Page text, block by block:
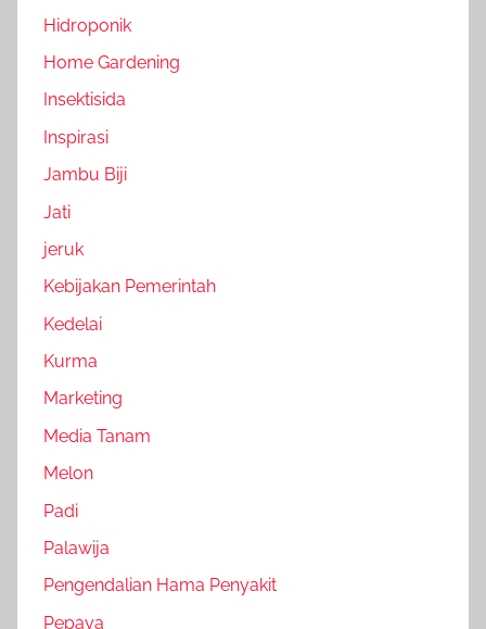
Hidroponik
Home Gardening
Insektisida
Inspirasi
Jambu Biji
Jati
jeruk
Kebijakan Pemerintah
Kedelai
Kurma
Marketing
Media Tanam
Melon
Padi
Palawija
Pengendalian Hama Penyakit
Pepaya